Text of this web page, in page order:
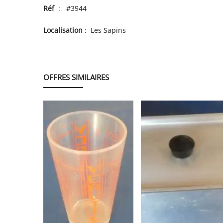
Réf: #3944
Localisation : Les Sapins
OFFRES SIMILAIRES